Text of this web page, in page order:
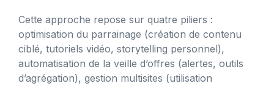
Cette approche repose sur quatre piliers :
optimisation du parrainage (création de contenu
ciblé, tutoriels vidéo, storytelling personnel),
automatisation de la veille d’offres (alertes, outils
d’agrégation), gestion multisites (utilisation